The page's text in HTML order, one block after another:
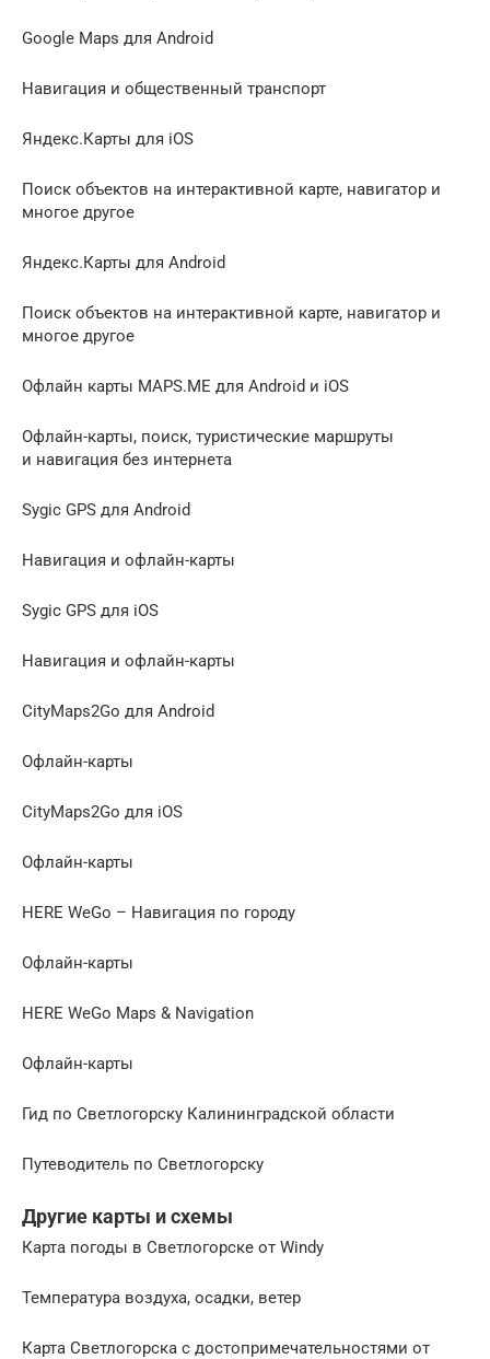
Google Maps для Android
Навигация и общественный транспорт
Яндекс.Карты для iOS
Поиск объектов на интерактивной карте, навигатор и
многое другое
Яндекс.Карты для Android
Поиск объектов на интерактивной карте, навигатор и
многое другое
Офлайн карты MAPS.ME для Android и iOS
Офлайн-карты, поиск, туристические маршруты
и навигация без интернета
Sygic GPS для Android
Навигация и офлайн-карты
Sygic GPS для iOS
Навигация и офлайн-карты
CityMaps2Go для Android
Офлайн-карты
CityMaps2Go для iOS
Офлайн-карты
HERE WeGo – Навигация по городу
Офлайн-карты
HERE WeGo Maps & Navigatio‪n
Офлайн-карты
Гид по Светлогорску Калининградской области
Путеводитель по Светлогорску
Другие карты и схемы
Карта погоды в Светлогорске от Windy
Температура воздуха, осадки, ветер
Карта Светлогорска с достопримечательностями от